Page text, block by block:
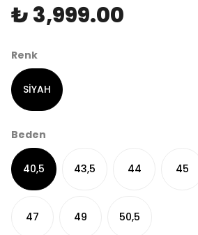
₺ 3,999.00
Renk
SİYAH
Beden
40,5 43,5 44 45
47 49 50,5